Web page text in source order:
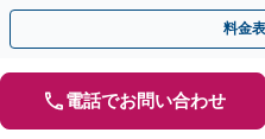
調停、遺言書作成、成年後見申し立
料金
電話でお問い合わせ